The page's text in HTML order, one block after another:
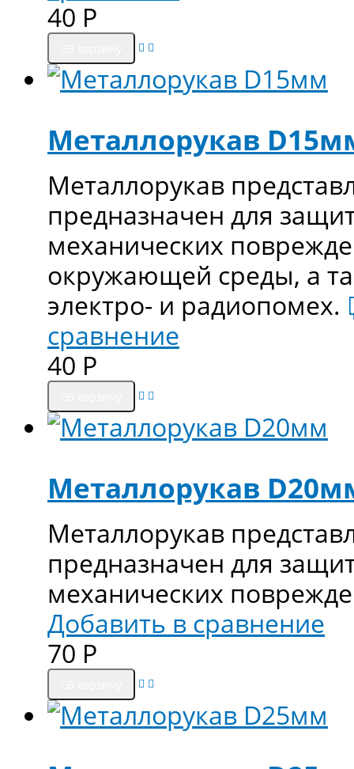
40 Р
Металлорукав
Металлорукав
предназначен для
механических
окружающей среды, а
электро- и радиопомех.
сравнение
40 Р
Металлорукав
Металлорукав
предназначен для
механических
Добавить в сравнение
70 Р